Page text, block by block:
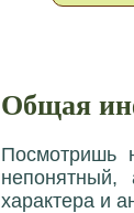
Общая
Посмотришь
характера и